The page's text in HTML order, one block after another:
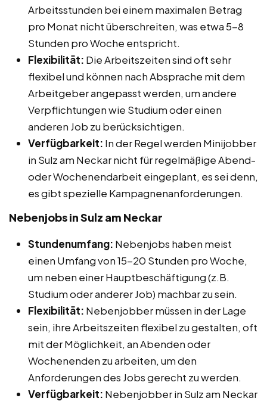
Arbeitsstunden bei einem maximalen Betrag
pro Monat nicht überschreiten, was etwa 5-8
Stunden pro Woche entspricht.
Flexibilität: Die Arbeitszeiten sind oft sehr
flexibel und können nach Absprache mit dem
Arbeitgeber angepasst werden, um andere
Verpflichtungen wie Studium oder einen
anderen Job zu berücksichtigen.
Verfügbarkeit: In der Regel werden Minijobber
in Sulz am Neckar nicht für regelmäßige Abend-
oder Wochenendarbeit eingeplant, es sei denn,
es gibt spezielle Kampagnenanforderungen.
Nebenjobs in Sulz am Neckar
Stundenumfang: Nebenjobs haben meist
einen Umfang von 15-20 Stunden pro Woche,
um neben einer Hauptbeschäftigung (z.B.
Studium oder anderer Job) machbar zu sein.
Flexibilität: Nebenjobber müssen in der Lage
sein, ihre Arbeitszeiten flexibel zu gestalten, oft
mit der Möglichkeit, an Abenden oder
Wochenenden zu arbeiten, um den
Anforderungen des Jobs gerecht zu werden.
Verfügbarkeit: Nebenjobber in Sulz am Neckar